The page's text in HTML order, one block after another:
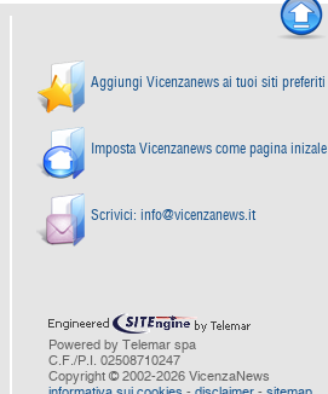
Aggiungi Vicenzanews ai tuoi siti preferiti
Imposta Vicenzanews come pagina inizale
Scrivici: info@vicenzanews.it
Powered by Telemar spa
C.F./P.I. 02508710247
Copyright © 2002-2026 VicenzaNews